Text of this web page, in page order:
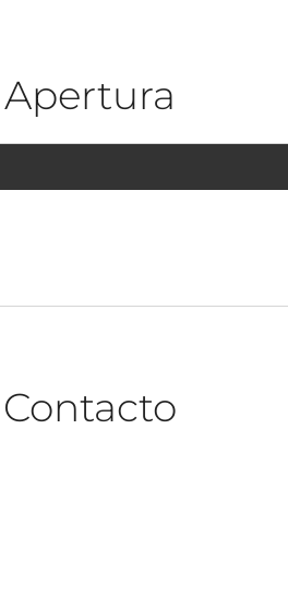
Apertura
Contacto